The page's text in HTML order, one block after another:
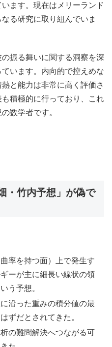
ます。現在はメリーランド
る研究に取り組んでいま
振る舞いに関する洞察を深
います。内向的で控えめな
と能力は非常に高く評価さ
積極的に行っており、これ
数学者です。
・竹内予想」が偽で
率を持つ面）上で発生す
ーが主に細長い線状の領
う予想。
沿った重みの積分値の最
ずだとされてきた。
の難問解決へつながる可